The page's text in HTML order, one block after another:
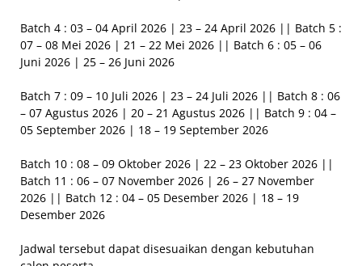
Batch 4 : 03 – 04 April 2026 | 23 – 24 April 2026 || Batch 5 :
07 – 08 Mei 2026 | 21 – 22 Mei 2026 || Batch 6 : 05 – 06
Juni 2026 | 25 – 26 Juni 2026
Batch 7 : 09 – 10 Juli 2026 | 23 – 24 Juli 2026 || Batch 8 : 06
– 07 Agustus 2026 | 20 – 21 Agustus 2026 || Batch 9 : 04 –
05 September 2026 | 18 – 19 September 2026
Batch 10 : 08 – 09 Oktober 2026 | 22 – 23 Oktober 2026 ||
Batch 11 : 06 – 07 November 2026 | 26 – 27 November
2026 || Batch 12 : 04 – 05 Desember 2026 | 18 – 19
Desember 2026
Jadwal tersebut dapat disesuaikan dengan kebutuhan